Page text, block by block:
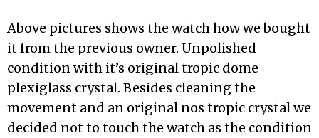
Above pictures shows the watch how we bought
it from the previous owner. Unpolished
condition with it’s original tropic dome
plexiglass crystal. Besides cleaning the
movement and an original nos tropic crystal we
decided not to touch the watch as the condition